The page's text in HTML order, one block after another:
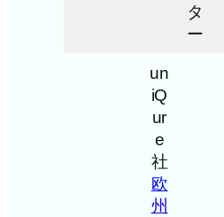
タ
ー
un
iQ
ur
e
社
欧
州